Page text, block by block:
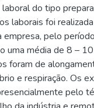
laboral do tipo
laborais foi
empresa, pelo
uma média de 8 –
foram de
e respiração. Os
pelo